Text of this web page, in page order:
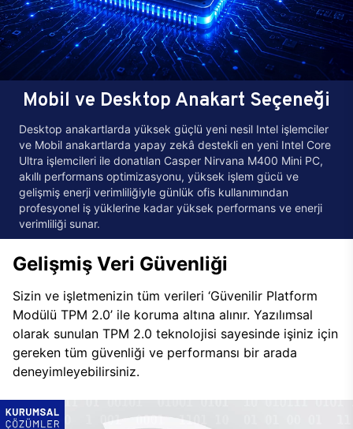
Mobil ve Desktop Anakart Seçeneği
Desktop anakartlarda yüksek güçlü yeni nesil Intel işlemciler
ve Mobil anakartlarda yapay zekâ destekli en yeni Intel Core
Ultra işlemcileri ile donatılan Casper Nirvana M400 Mini PC,
akıllı performans optimizasyonu, yüksek işlem gücü ve
gelişmiş enerji verimliliğiyle günlük ofis kullanımından
profesyonel iş yüklerine kadar yüksek performans ve enerji
verimliliği sunar.
Gelişmiş Veri Güvenliği
Sizin ve işletmenizin tüm verileri ‘Güvenilir Platform
Modülü TPM 2.0’ ile koruma altına alınır. Yazılımsal
olarak sunulan TPM 2.0 teknolojisi sayesinde işiniz için
gereken tüm güvenliği ve performansı bir arada
deneyimleyebilirsiniz.